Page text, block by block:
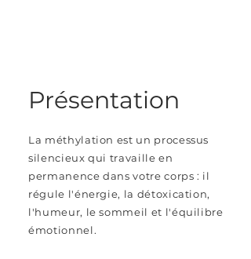
Présentation
La méthylation est un processus
silencieux qui travaille en
permanence dans votre corps : il
régule l'énergie, la détoxication,
l'humeur, le sommeil et l'équilibre
émotionnel.